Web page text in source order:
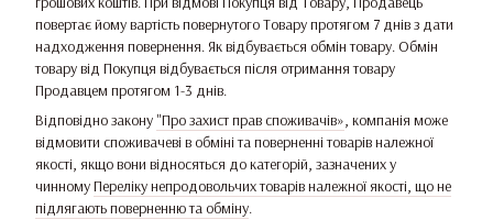
повертає йому вартість повернутого Товару протягом 7 днів з дати
надходження повернення. Як відбувається обмін товару. Обмін
товару від Покупця відбувається після отримання товару
Продавцем протягом 1-3 днів.
Відповідно закону "Про захист прав споживачів», компанія може
відмовити споживачеві в обміні та поверненні товарів належної
якості, якщо вони відносяться до категорій, зазначених у
чинномуПереліку непродовольчих товарів належної якості, що не
підлягають поверненню та обміну.